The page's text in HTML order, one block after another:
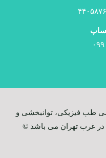
طب فیزیکی، توانبخشی و
غرب تهران می باشد ©